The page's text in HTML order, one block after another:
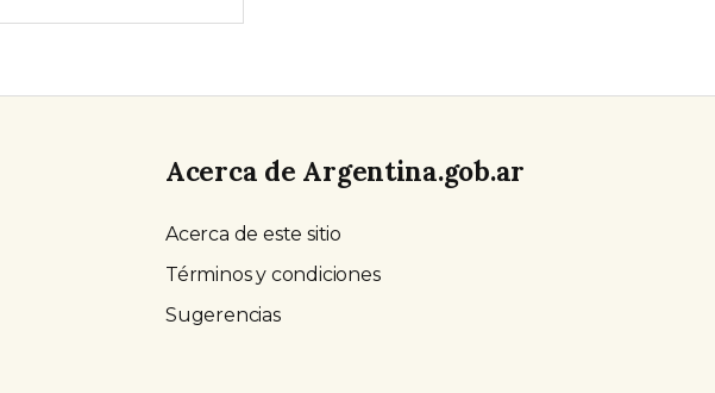
Acerca de Argentina.gob.ar
Acerca de este sitio
Términos y condiciones
Sugerencias